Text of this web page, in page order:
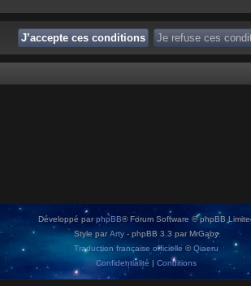
Développé parphpBB® Forum Software © phpBB
Style par Arty - phpBB 3.3 par MrGaby
Traduction française officielle ©Qiaeru
Confidentialité | Conditions